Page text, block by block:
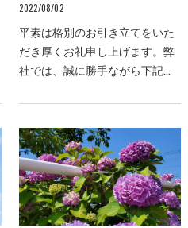
2022/08/02
平素は格別のお引き立てをいた
だき厚くお礼申し上げます。弊
社では、誠に勝手ながら下記日
夏季休暇期間【空調部門】2022
年8月11日~8月15日【運送部門】
2022年8月13日~8月16…